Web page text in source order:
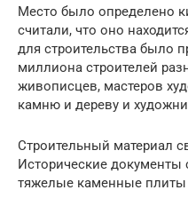
Место было определено
считали, что оно
для строительства было
миллиона строителей
живописцев, мастеров
камню и дереву и
Строительный материал
Исторические документы
тяжелые каменные плиты